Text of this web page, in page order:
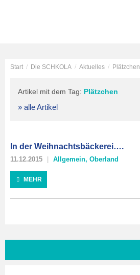
Start / Die SCHKOLA / Aktuelles / Plätzchen
Artikel mit dem Tag: Plätzchen
» alle Artikel
In der Weihnachtsbäckerei….
11.12.2015 Allgemein, Oberland
MEHR